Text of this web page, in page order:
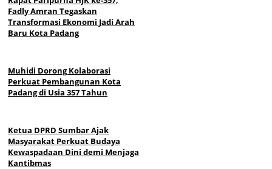
Fadly Amran Tegaskan
Transformasi Ekonomi Jadi Arah
Baru Kota Padang
Muhidi Dorong Kolaborasi
Perkuat Pembangunan Kota
Padang di Usia 357 Tahun
Ketua DPRD Sumbar Ajak
Masyarakat Perkuat Budaya
Kewaspadaan Dini demi Menjaga
Kantibmas